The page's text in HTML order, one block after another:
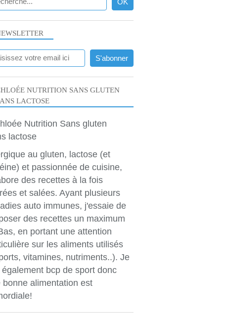
NUTRITION SANS GLUTEN
LACTOSE
au gluten, lactose (et
et passionnée de cuisine,
des recettes à la fois
et salées. Ayant plusieurs
auto immunes, j'essaie de
des recettes un maximum
en portant une attention
sur les aliments utilisés
vitamines, nutriments..). Je
également bcp de sport donc
bonne alimentation est